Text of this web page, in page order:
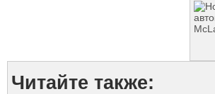
Читайте также: